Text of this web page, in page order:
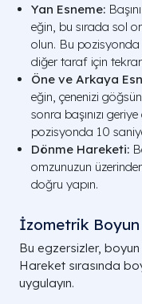
Yan Esneme:
eğin, bu sırada sol
olun. Bu pozisyonda
diğer taraf için
Öne ve Arkaya
eğin, çenenizi
sonra başınızı
pozisyonda 10
Dönme Hareketi:
omzunuzun
doğru yapın.
İzometrik Boyun
Bu egzersizler, boyun
Hareket sırasında
uygulayın.